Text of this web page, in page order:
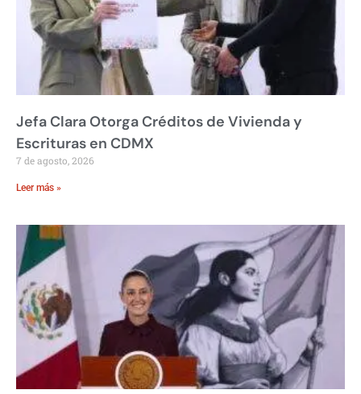
Jefa Clara Otorga Créditos de Vivienda y
Escrituras en CDMX
7 de agosto, 2026
Leer más »